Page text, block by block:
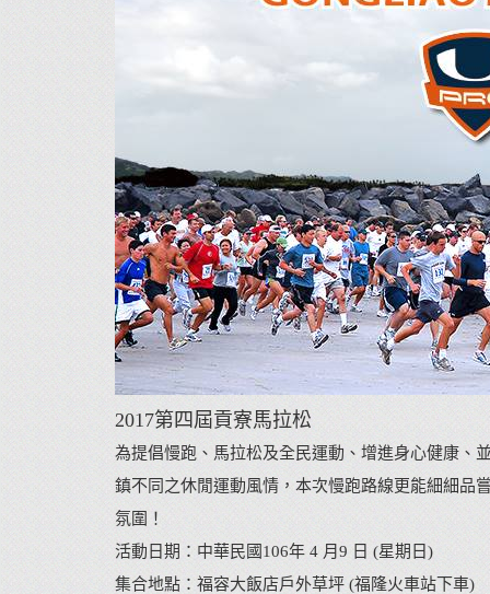
2017第四屆貢寮馬拉松
為提倡慢跑、馬拉松及全民運動、增進身心健康、
鎮不同之休閒運動風情，本次慢跑路線更能細細品
氛圍！
活動日期：中華民國106年 4 月9 日 (星期日)
集合地點：福容大飯店戶外草坪 (福隆火車站下車)